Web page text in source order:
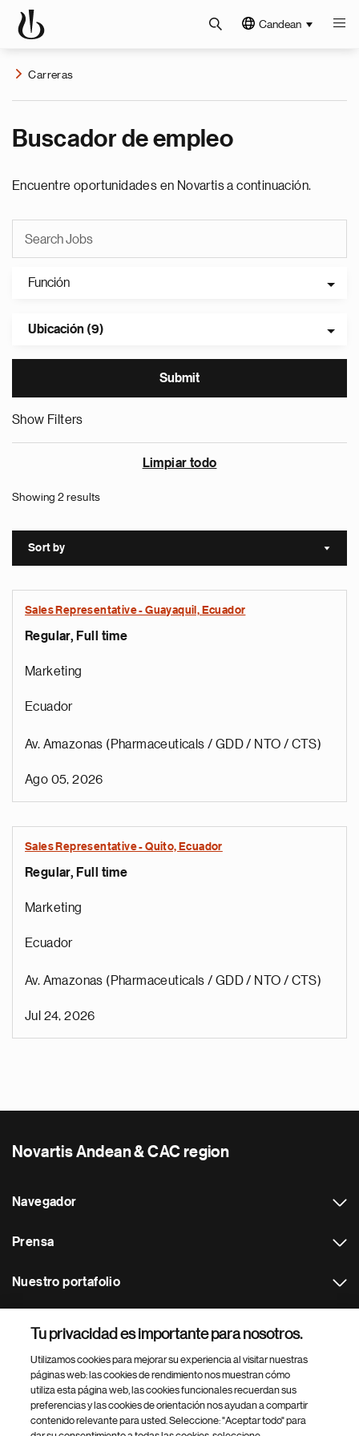
Candean
Carreras
Buscador de empleo
Encuentre oportunidades en Novartis a continuación.
Función
Ubicación (9)
Show Filters
Limpiar todo
Showing 2 results
Sort by Sort
Sales Representative - Guayaquil, Ecuador
Regular, Full time
Marketing
Ecuador
Av. Amazonas (Pharmaceuticals / GDD / NTO / CTS)
Ago 05, 2026
Sales Representative - Quito, Ecuador
Regular, Full time
Marketing
Ecuador
Av. Amazonas (Pharmaceuticals / GDD / NTO / CTS)
Jul 24, 2026
Novartis Andean & CAC region
Navegador
Prensa
Nuestro portafolio
Footer Site Search
Tu privacidad es importante para nosotros.
Utilizamos cookies para mejorar su experiencia al visitar nuestras
páginas web: las cookies de rendimiento nos muestran cómo
utiliza esta página web, las cookies funcionales recuerdan sus
preferencias y las cookies de orientación nos ayudan a compartir
contenido relevante para usted. Seleccione: "Aceptar todo" para